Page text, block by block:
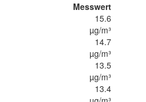
Messwert
15.6
µg/m³
14.7
µg/m³
13.5
µg/m³
13.4